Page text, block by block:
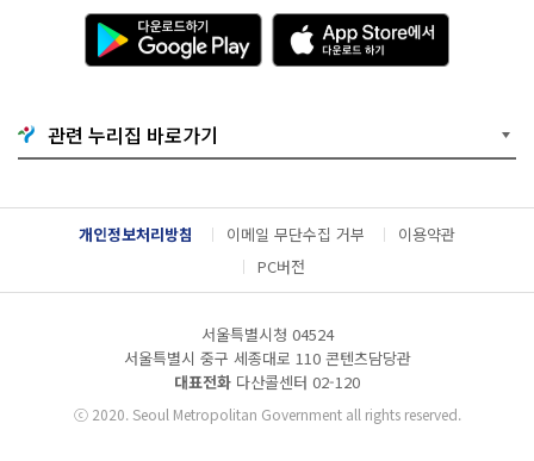
다
운
로
기
G
o
g
l
e
l
A
p
p
e
서
다
운
드
관련 누리집 바로가기
개인정보처리방침 이메일 무단수집 거부
이용약관
PC버전
서울특별시청 04524
서울특별시 중구 세종대로 110 콘텐츠담당관
대표전화 다산콜센터 02-120
ⓒ2020. Seoul Metropolitan Government all rights reserved.